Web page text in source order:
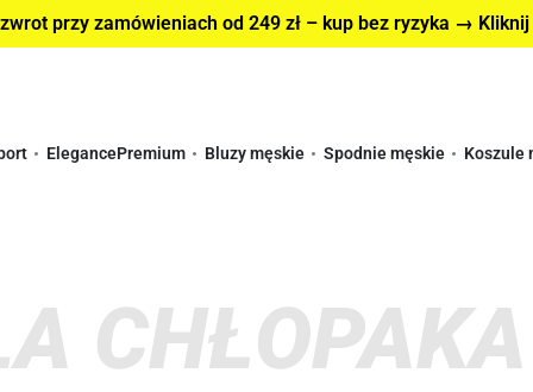
przy zamówieniach od 249 zł – kup bez ryzyka → Kliknij
ElegancePremium Bluzy męskie Spodnie męskie Koszule
CHŁOPAKA